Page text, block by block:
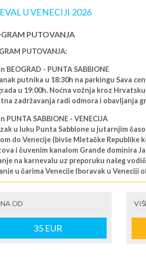
U VENECIJI 2026
PUTOVANJA
PUTOVANJA:
BEOGRAD - PUNTA SABBIONE
putnika u 18:30h na parkingu Sava
u 19:00h. Noćna vožnja kroz
zadržavanja radi odmora i obavljanja
PUNTA SABBIONE - VENECIJA
u luku Punta Sabbione u jutarnjim
do Venecije (bivše Mletačke Republike
i čuvenim kanalom Grande dominira
na karnevalu uz preporuku našeg
u čarima Venecije (boravak u Veneciji
Polazak za Beograd u predvečernjim
BEOGRAD
OD
35EUR